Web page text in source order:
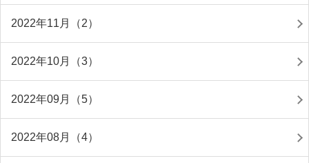
2022年11月（2）
2022年10月（3）
2022年09月（5）
2022年08月（4）